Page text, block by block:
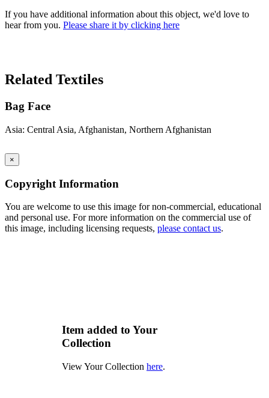
If you have additional information about this object, we'd love to
hear from you. Please share it by clicking here
Related Textiles
Bag Face
Asia: Central Asia, Afghanistan, Northern Afghanistan
×
Copyright Information
You are welcome to use this image for non-commercial, educational
and personal use. For more information on the commercial use of
this image, including licensing requests, please contact us.
Item added to Your
Collection
View Your Collection here.